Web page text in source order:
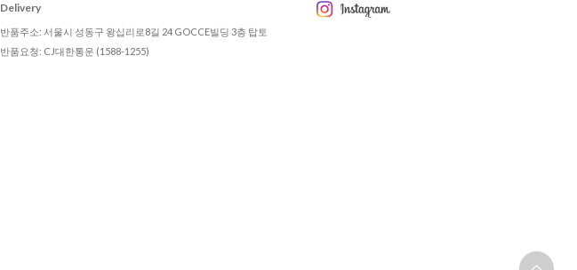
Delivery
반품주소: 서울시 성동구 왕십리로8길 24 GOCCE빌딩 3층 탑토
반품요청: CJ대한통운 (1588-1255)